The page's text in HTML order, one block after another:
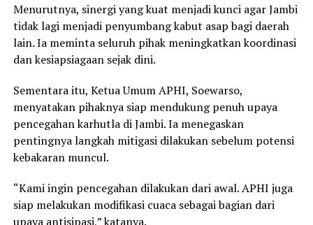
Menurutnya, sinergi yang kuat menjadi kunci agar Jambi
tidak lagi menjadi penyumbang kabut asap bagi daerah
lain. Ia meminta seluruh pihak meningkatkan koordinasi
dan kesiapsiagaan sejak dini.
Sementara itu, Ketua Umum APHI, Soewarso,
menyatakan pihaknya siap mendukung penuh upaya
pencegahan karhutla di Jambi. Ia menegaskan
pentingnya langkah mitigasi dilakukan sebelum potensi
kebakaran muncul.
“Kami ingin pencegahan dilakukan dari awal. APHI juga
siap melakukan modifikasi cuaca sebagai bagian dari
upaya antisipasi,” katanya.